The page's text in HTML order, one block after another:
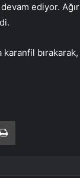
ediyor. Ağır
karanfil bırakarak,
paylaş Yazdır